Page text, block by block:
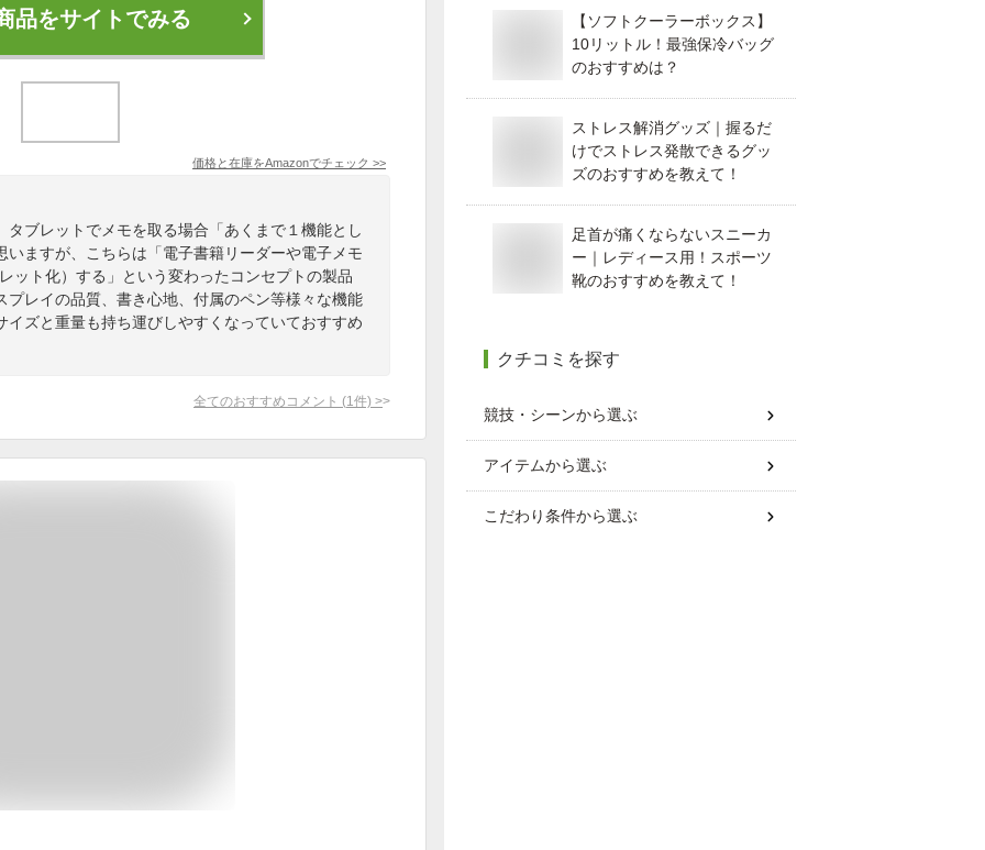
品をサイトでみる
価格と在庫をAmazonでチェック >>
ブレットでメモを取る場合「あくまで１機能とし
いますが、こちらは「電子書籍リーダーや電子メモ
ット化）する」という変わったコンセプトの製品
プレイの品質、書き心地、付属のペン等様々な機能
イズと重量も持ち運びしやすくなっていておすすめ
全てのおすすめコメント (1 件) >
【ソフトクーラーボックス】
10リットル！最強保冷バッグ
のおすすめは？
ストレス解消グッズ｜握るだ
けでストレス発散できるグッ
ズのおすすめを教えて！
足首が痛くならないスニーカ
ー｜レディース用！スポーツ
靴のおすすめを教えて！
クチコミを探す
競技・シーンから選ぶ
アイテムから選ぶ
こだわり条件から選ぶ